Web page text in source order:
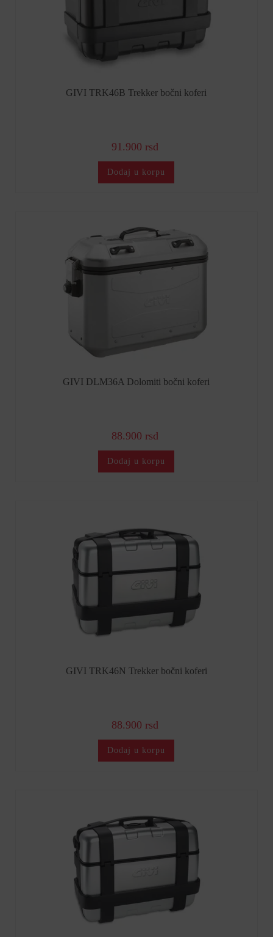
GIVI TRK46B Trekker bočni koferi
91.900 rsd
Dodaj u korpu
GIVI DLM36A Dolomiti bočni koferi
88.900 rsd
Dodaj u korpu
GIVI TRK46N Trekker bočni koferi
88.900 rsd
Dodaj u korpu